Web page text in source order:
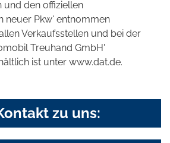
und den offiziellen
neuer Pkw' entnommen
Verkaufsstellen und bei der
Treuhand GmbH'
ist unter www.dat.de.
zu uns: